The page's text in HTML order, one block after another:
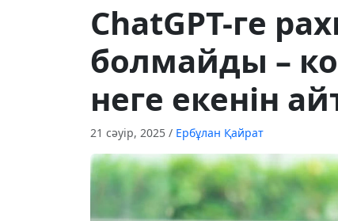
ChatGPT-ге
болмайды –
неге екенін
21 сәуір, 2025 / Ербұлан Қайрат